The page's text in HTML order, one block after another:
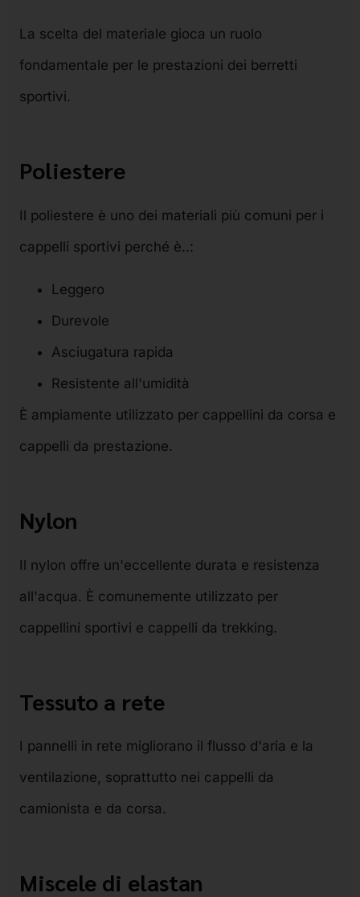
La scelta del materiale gioca un ruolo
fondamentale per le prestazioni dei berretti
sportivi.
Poliestere
Il poliestere è uno dei materiali più comuni per i
cappelli sportivi perché è..:
Leggero
Durevole
Asciugatura rapida
Resistente all'umidità
È ampiamente utilizzato per cappellini da corsa e
cappelli da prestazione.
Nylon
Il nylon offre un'eccellente durata e resistenza
all'acqua. È comunemente utilizzato per
cappellini sportivi e cappelli da trekking.
Tessuto a rete
I pannelli in rete migliorano il flusso d'aria e la
ventilazione, soprattutto nei cappelli da
camionista e da corsa.
Miscele di elastan